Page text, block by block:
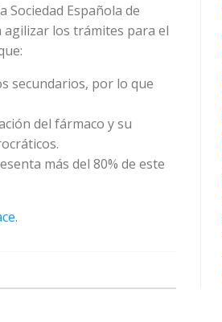
Sociedad Española de
agilizar los trámites para el
secundarios, por lo que
del fármaco y su
más del 80% de este